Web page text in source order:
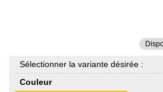
Sélectionner la variante désirée :
Couleur